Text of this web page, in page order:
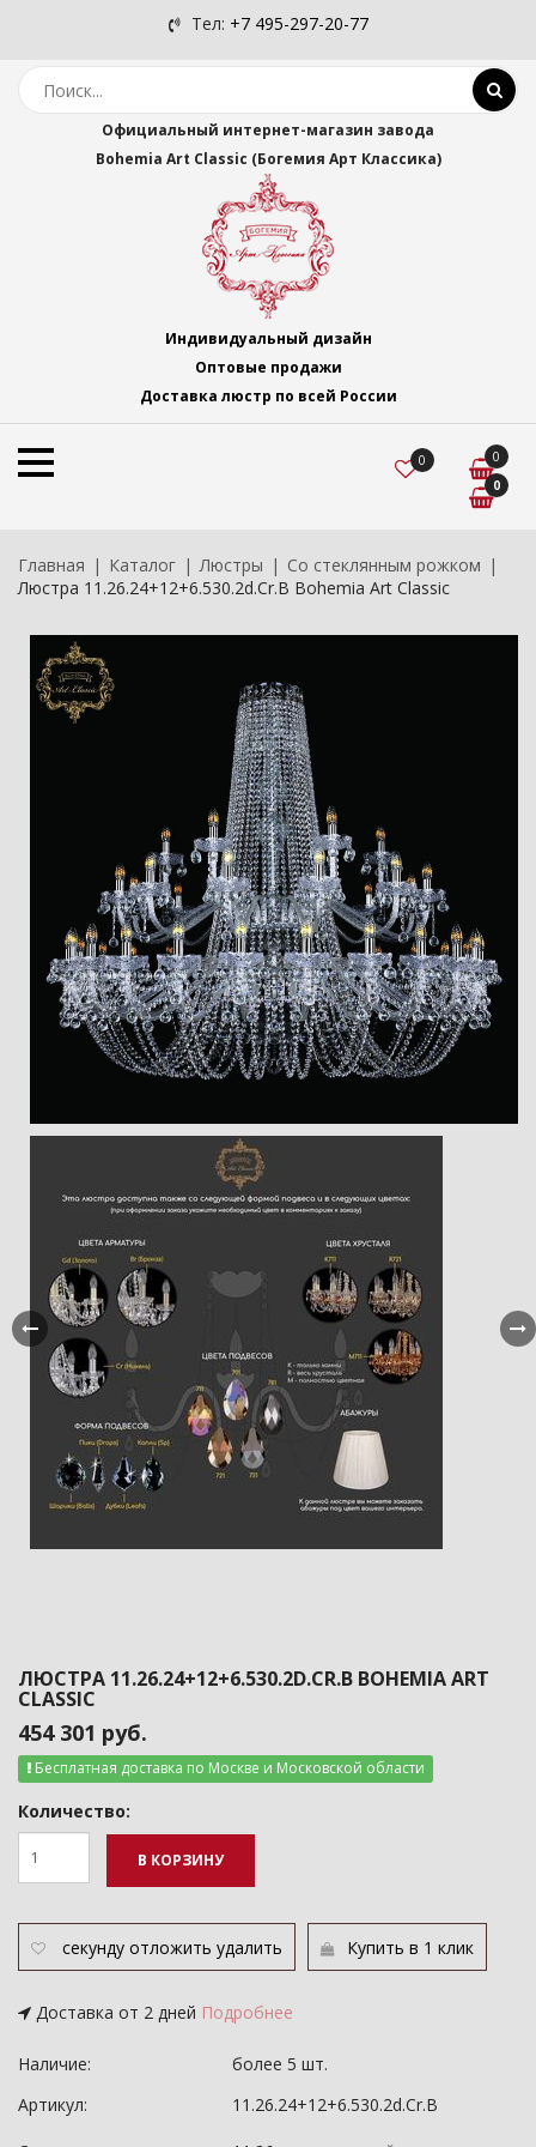
Тел: +7 495-297-20-77
Официальный интернет-магазин завода
Bohemia Art Classic (Богемия Арт Классика)
Индивидуальный дизайн
Оптовые продажи
Доставка люстр по всей России
0
0
0
Главная Каталог Люстры
Со стеклянным рожком
Люстра 11.26.24+12+6.530.2d.Cr.B Bohemia Art Classic
ЛЮСТРА 11.26.24+12+6.530.2D.CR.B BOHEMIA ART
CLASSIC
454 301 руб.
Бесплатная доставка по Москве и Московской области
Количество:
В КОРЗИНУ
секунду отложить удалить Купить в 1 клик
Доставка от 2 дней Подробнее
Наличие:
более 5 шт.
Артикул:
11.26.24+12+6.530.2d.Cr.B